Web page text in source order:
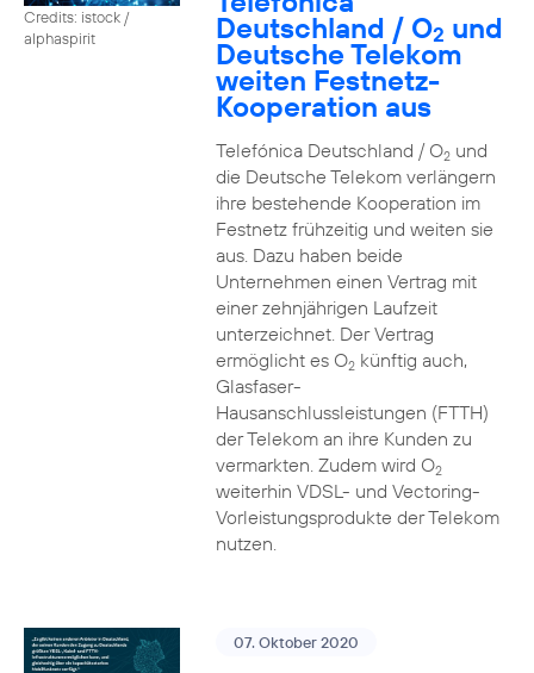
Credits: istock /
alphaspirit
Deutschland / O2 und
Deutsche Telekom
weiten Festnetz-
Kooperation aus
Telefónica Deutschland / O2und
die Deutsche Telekom verlängern
ihre bestehende Kooperation im
Festnetz frühzeitig und weiten sie
aus. Dazu haben beide
Unternehmen einen Vertrag mit
einer zehnjährigen Laufzeit
unterzeichnet. Der Vertrag
ermöglicht es O2künftig auch,
Glasfaser-
Hausanschlussleistungen (FTTH)
der Telekom an ihre Kunden zu
vermarkten. Zudem wird O2
weiterhin VDSL- und Vectoring-
Vorleistungsprodukte der Telekom
nutzen.
07. Oktober 2020